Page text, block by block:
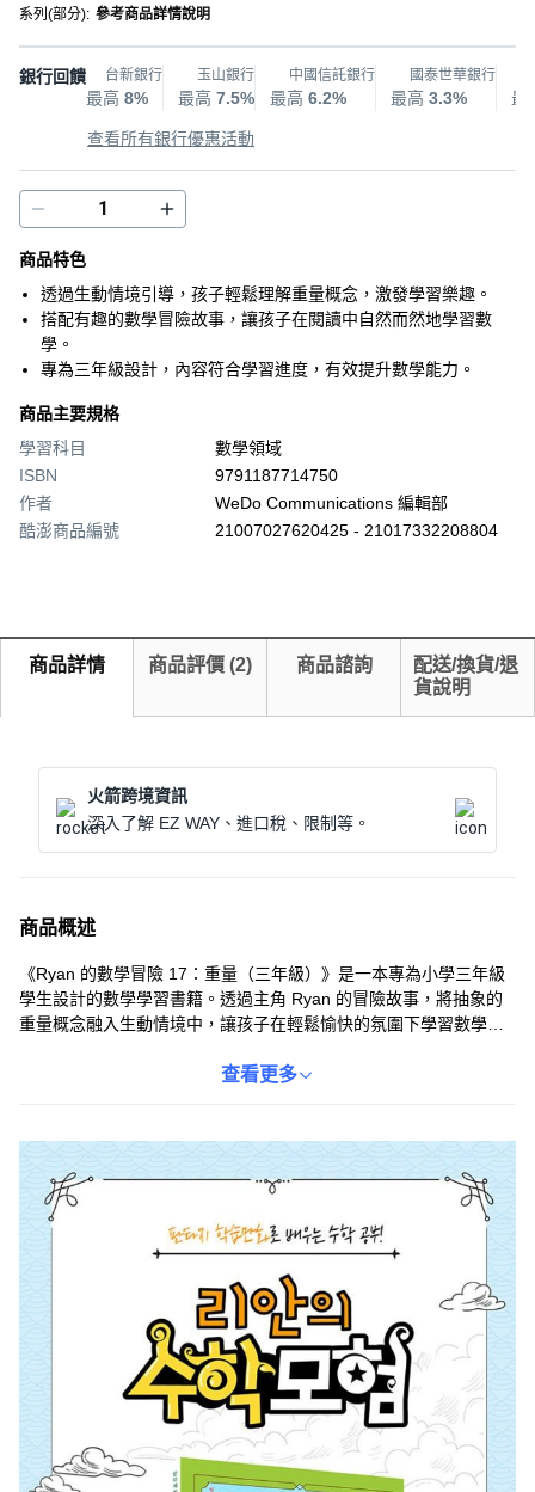
系列(部分): 參考商品詳情說明
銀行回饋 台新銀行
最高 8%
玉山銀行
最高 7.5%
中國信託銀行
最高 6.2%
國泰世華銀行
最高 3.3% 最
查看所有銀行優惠活動
商品特色
透過生動情境引導，孩子輕鬆理解重量概念，激發學習樂趣。
搭配有趣的數學冒險故事，讓孩子在閱讀中自然而然地學習數
學。
專為三年級設計，內容符合學習進度，有效提升數學能力。
商品主要規格
學習科目
數學領域
ISBN
9791187714750
作者
WeDo Communications 編輯部
酷澎商品編號
21007027620425 - 21017332208804
商品詳情 商品評價 (2) 商品諮詢
配送/換貨/退
貨說明
火箭跨境資訊
深入了解 EZ WAY、進口稅、限制等。
商品概述
《Ryan 的數學冒險 17：重量（三年級）》是一本專為小學三年級
學生設計的數學學習書籍。透過主角 Ryan 的冒險故事，將抽象的
重量概念融入生動情境中，讓孩子在輕鬆愉快的氛圍下學習數學。
基礎。書中穿插精美插圖和有趣的練習題，激發孩子的學習興趣，
查看更多